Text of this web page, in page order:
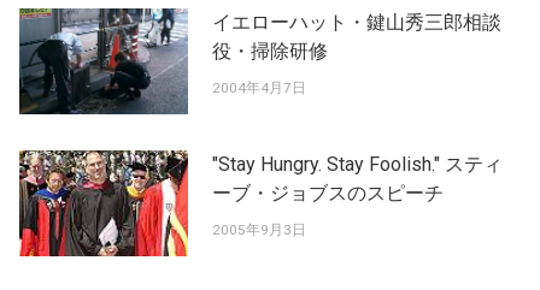
イエローハット・鍵山秀三郎相談
役・掃除研修
2004年4月7日
"Stay Hungry. Stay Foolish." スティ
ーブ・ジョブスのスピーチ
2005年9月3日